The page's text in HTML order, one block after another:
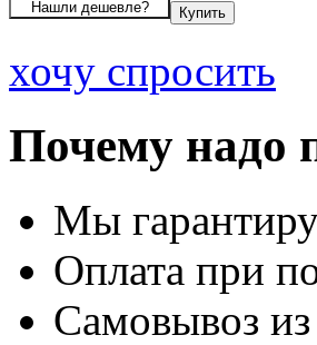
хочу спросить
Почему надо
Мы
Оплата при
Самовывоз из